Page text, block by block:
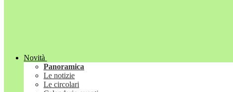
Novità
Panoramica
Le notizie
Le circolari